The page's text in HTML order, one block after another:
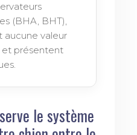
(BHA, BHT),
aucune valeur
présentent
le système